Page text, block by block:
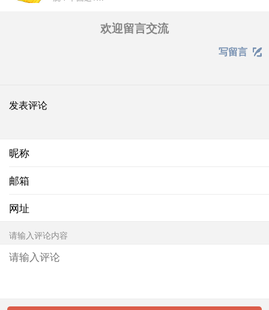
欢迎留言交流
写留言 
发表评论
昵称
邮箱
网址
请输入评论内容